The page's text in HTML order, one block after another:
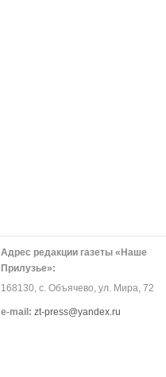
Адрес редакции газеты «Наше
Прилузье»:
168130, с. Объячево, ул. Мира, 72
е-mail: zt-press@yandex.ru